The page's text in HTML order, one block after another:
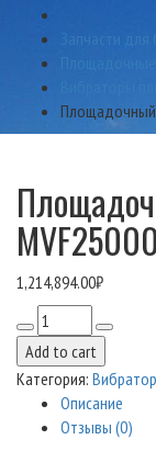
Запчасти для
Вибраторы
Площадочный
1,214,894.00₽
Количество
товара
Площадочный
вибратор
MVF25000/1
Add to cart
Категория:
Описание
Отзывы (0)